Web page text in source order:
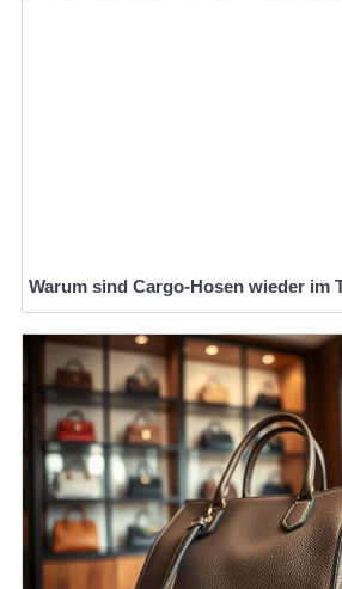
Warum sind Cargo-Hosen wieder im